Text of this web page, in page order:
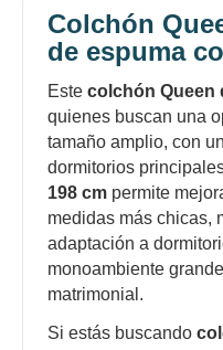
Colchón
de espuma
Este colchón Queen
quienes buscan una
tamaño amplio, con
dormitorios
198 cm permite
medidas más chicas,
adaptación a
monoambiente
matrimonial.
Si estás buscando
¡Sumate a